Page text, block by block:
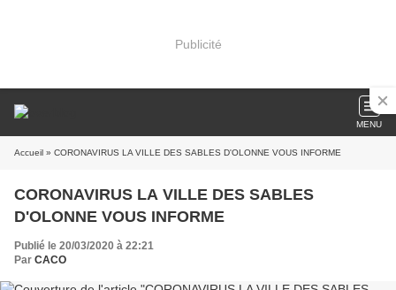
Publicité
MENU
Accueil » CORONAVIRUS LA VILLE DES SABLES D'OLONNE VOUS INFORME
CORONAVIRUS LA VILLE DES SABLES
D'OLONNE VOUS INFORME
Publié le 20/03/2020 à 22:21
Par CACO